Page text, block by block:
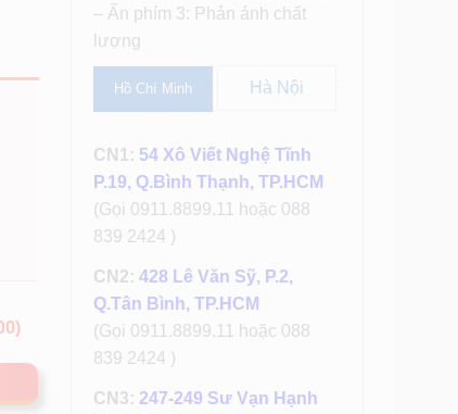
– Ấn phím 3: Phản ánh chất
lượng
Hồ Chí Minh Hà Nội
CN1: 54 Xô Viết Nghệ Tĩnh
P.19, Q.Bình Thạnh, TP.HCM
(Gọi 0911.8899.11 hoặc 088
839 2424 )
CN2: 428 Lê Văn Sỹ, P.2,
Q.Tân Bình, TP.HCM
(Gọi 0911.8899.11 hoặc 088
839 2424 )
CN3: 247-249 Sư Vạn Hạnh